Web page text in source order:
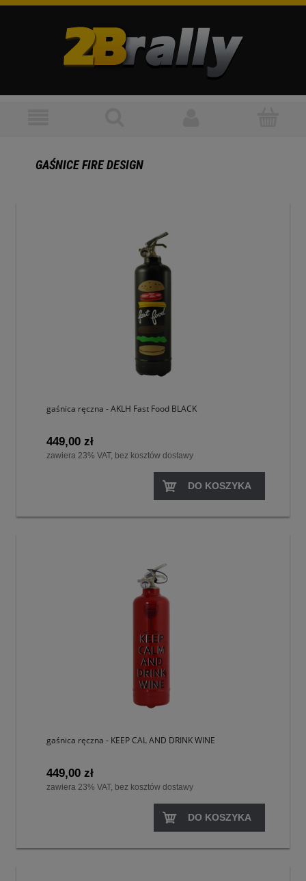
GAŚNICE FIRE DESIGN
gaśnica ręczna - AKLH Fast Food BLACK
449,00 zł
zawiera 23% VAT, bez kosztów dostawy
DO KOSZYKA
gaśnica ręczna - KEEP CAL AND DRINK WINE
449,00 zł
zawiera 23% VAT, bez kosztów dostawy
DO KOSZYKA